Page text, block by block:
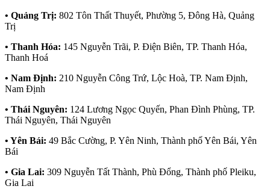
• Quảng Trị: 802 Tôn Thất Thuyết, Phường 5, Đông Hà, Quảng
Trị
• Thanh Hóa: 145 Nguyễn Trãi, P. Điện Biên, TP. Thanh Hóa,
Thanh Hoá
• Nam Định: 210 Nguyễn Công Trứ, Lộc Hoà, TP. Nam Định,
Nam Định
• Thái Nguyên: 124 Lương Ngọc Quyến, Phan Đình Phùng, TP.
Thái Nguyên, Thái Nguyên
• Yên Bái: 49 Bắc Cường, P. Yên Ninh, Thành phố Yên Bái, Yên
Bái
• Gia Lai: 309 Nguyễn Tất Thành, Phù Đổng, Thành phố Pleiku,
Gia Lai